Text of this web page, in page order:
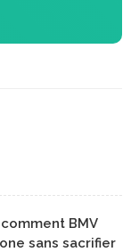
BMV
sans sacrifier